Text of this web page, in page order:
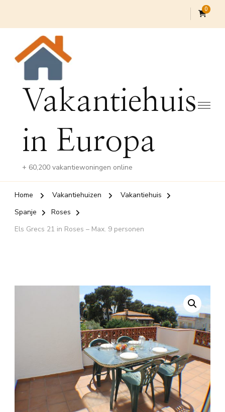
0
Vakantiehuis
in Europa
+ 60,200 vakantiewoningen online
Home Vakantiehuizen
Vakantiehuis
Spanje
Roses
Els Grecs 21 in Roses – Max. 9 personen